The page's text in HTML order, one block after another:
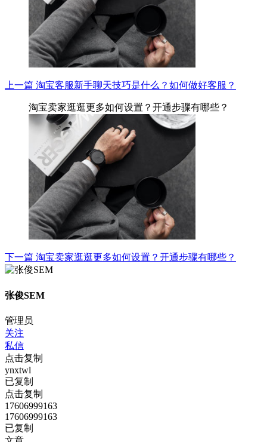
上一篇 淘宝客服新手聊天技巧是什么？如何做好客服？
淘宝卖家逛逛更多如何设置？开通步骤有哪些？
下一篇 淘宝卖家逛逛更多如何设置？开通步骤有哪些？
张俊SEM
管理员
关注
私信
点击复制
ynxtwl
已复制
点击复制
17606999163
17606999163
已复制